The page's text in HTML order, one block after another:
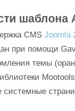
шаблона
CMS Joomla
при помощи
темы
системные